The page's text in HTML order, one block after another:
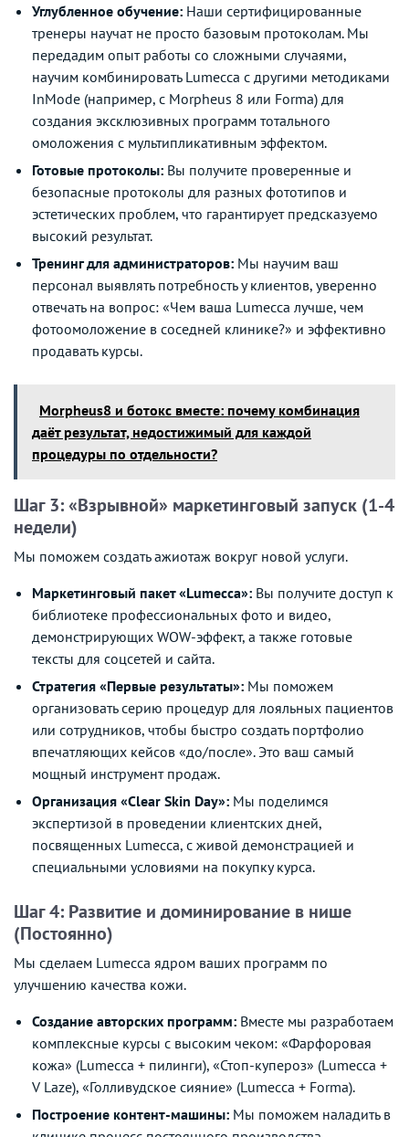
Углубленное обучение: Наши сертифицированные
тренеры научат не просто базовым протоколам. Мы
передадим опыт работы со сложными случаями,
научим комбинировать Lumecca с другими методиками
InMode (например, с Morpheus 8 или Forma) для
создания эксклюзивных программ тотального
омоложения с мультипликативным эффектом.
Готовые протоколы: Вы получите проверенные и
безопасные протоколы для разных фототипов и
эстетических проблем, что гарантирует предсказуемо
высокий результат.
Тренинг для администраторов: Мы научим ваш
персонал выявлять потребность у клиентов, уверенно
отвечать на вопрос: «Чем ваша Lumecca лучше, чем
фотоомоложение в соседней клинике?» и эффективно
продавать курсы.
Morpheus8 и ботокс вместе: почему комбинация
даёт результат, недостижимый для каждой
процедуры по отдельности?
Шаг 3: «Взрывной» маркетинговый запуск (1-4
недели)
Мы поможем создать ажиотаж вокруг новой услуги.
Маркетинговый пакет «Lumecca»: Вы получите доступ к
библиотеке профессиональных фото и видео,
демонстрирующих WOW-эффект, а также готовые
тексты для соцсетей и сайта.
Стратегия «Первые результаты»: Мы поможем
организовать серию процедур для лояльных пациентов
или сотрудников, чтобы быстро создать портфолио
впечатляющих кейсов «до/после». Это ваш самый
мощный инструмент продаж.
Организация «Clear Skin Day»: Мы поделимся
экспертизой в проведении клиентских дней,
посвященных Lumecca, с живой демонстрацией и
специальными условиями на покупку курса.
Шаг 4: Развитие и доминирование в нише
(Постоянно)
Мы сделаем Lumecca ядром ваших программ по
улучшению качества кожи.
Создание авторских программ: Вместе мы разработаем
комплексные курсы с высоким чеком: «Фарфоровая
кожа» (Lumecca + пилинги), «Стоп-купероз» (Lumecca +
V Laze), «Голливудское сияние» (Lumecca + Forma).
Построение контент-машины: Мы поможем наладить в